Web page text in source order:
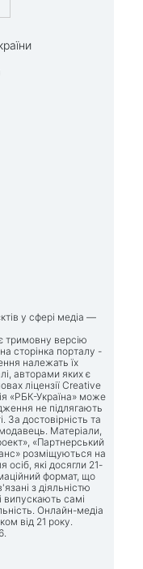
у сфері медіа —
тримовну версію
сторінка порталу -
належать їх
авторами яких є
ліцензії Creative
«РБК-Україна» може
не підлягають
достовірність та
Матеріали,
«Партнерський
розміщуються на
осіб, які досягли 21-
формат, що
з діяльністю
випускають самі
Онлайн-медіа
від 21 року.